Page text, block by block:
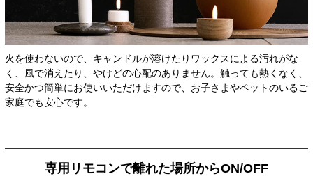
火を使わないので、キャンドルが溶けたりワックスによる汚れがな
く、風で消えたり、やけどの心配のありません。触っても熱くなく、
安全かつ簡単にお使いいただけますので、お子さまやペットのいるご
家庭でも安心です。
専用リモコンで離れた場所からON/OFF